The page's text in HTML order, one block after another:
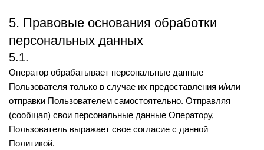
5. Правовые основания обработки
персональных данных
5.1.
Оператор обрабатывает персональные данные
Пользователя только в случае их предоставления и/или
отправки Пользователем самостоятельно. Отправляя
(сообщая) свои персональные данные Оператору,
Пользователь выражает свое согласие с данной
Политикой.